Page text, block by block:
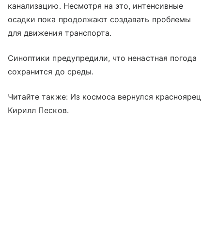
канализацию. Несмотря на это, интенсивные
осадки пока продолжают создавать проблемы
для движения транспорта.
Синоптики предупредили, что ненастная погода
сохранится до среды.
Читайте также: Из космоса вернулся красноярец
Кирилл Песков.